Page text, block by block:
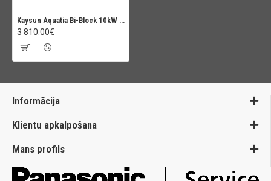
Kaysun Aquatia Bi-Block 10kW (KHPMS-BI 10 PRO)
3 810.00€
Informācija
Klientu apkalpošana
Mans profils